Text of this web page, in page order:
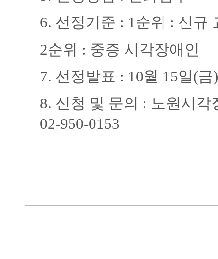
6. 선정기준 : 1순위 : 신규
2순위 : 중증 시각장애인
7. 선정발표 : 10월 15일(금
8. 신청 및 문의 : 노원시각
02-950-0153